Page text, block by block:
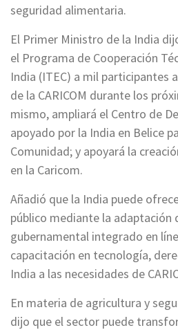
seguridad alimentaria.
El Primer Ministro de la India
el Programa de Cooperación
India (ITEC) a mil participantes
de la CARICOM durante los
mismo, ampliará el Centro de
apoyado por la India en Belice
Comunidad; y apoyará la
en la Caricom.
Añadió que la India puede
público mediante la adaptación
gubernamental integrado en
capacitación en tecnología,
India a las necesidades de
En materia de agricultura y
dijo que el sector puede